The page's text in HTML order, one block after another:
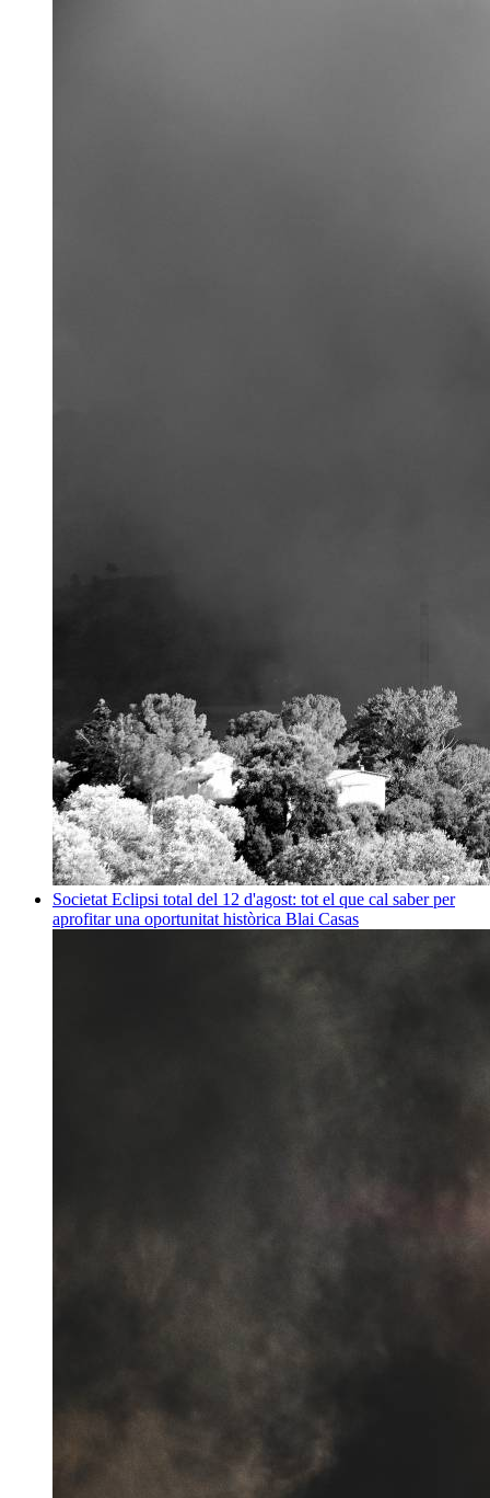
Societat Eclipsi total del 12 d'agost: tot el que cal saber per
aprofitar una oportunitat històrica Blai Casas